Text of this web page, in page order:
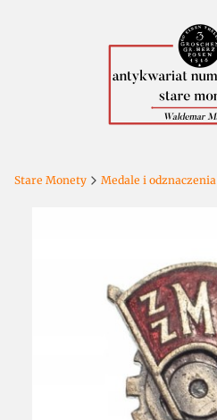
Stare Monety Medale i odznaczenia